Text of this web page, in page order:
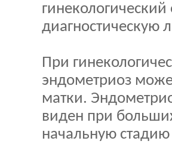
диагностическую
При
эндометриоз
матки.
виден при
начальную